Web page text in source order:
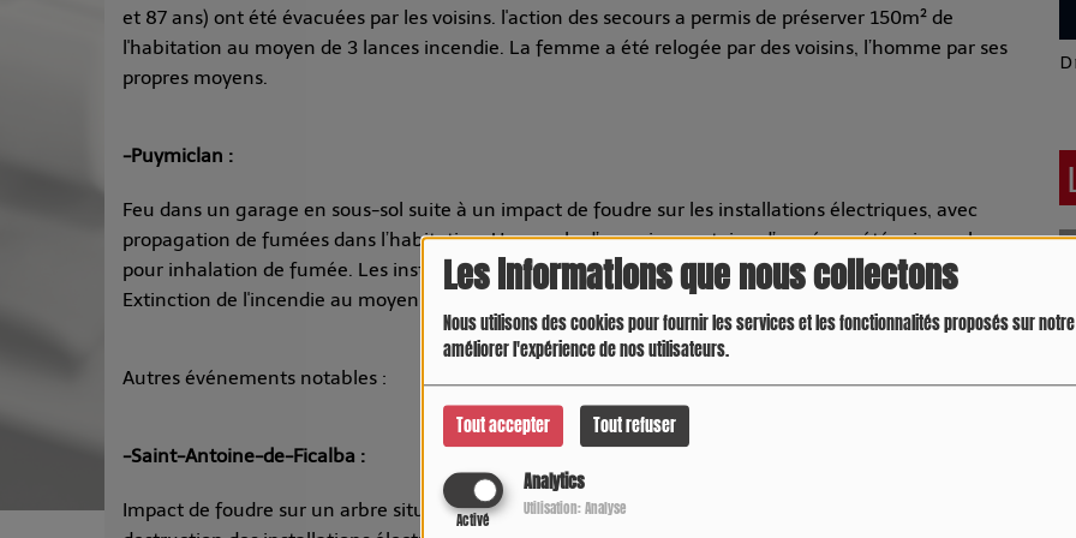
Les informations que nous collectons
Nous utilisons des cookies pour fournir les services et les fonctionnalités proposés sur
améliorer l'expérience de nos utilisateurs.
Tout accepter Tout refuser
Analytics
Activé
Utilisation: Analyse
et 87 ans) ont été évacuées par les voisins. l'action des secours a permis de préserver 150m² de
l'habitation au moyen de 3 lances incendie. La femme a été relogée par des voisins, l’homme par ses
propres moyens.
-Puymiclan :
Feu dans un garage en sous-sol suite à un impact de foudre sur les installations électriques, avec
propagation de fumées dans l’habitation. Un couple d’une cinquantaine d’années a été pris en charge
pour inhalation de fumée. Les installations électriques sont hors service ; relogement familial prévu.
Extinction de l'incendie au moyen d'une lance incendie.
Autres événements notables :
-Saint-Antoine-de-Ficalba :
Impact de foudre sur un arbre situé à proximité d'une habitation, causant des vitres brisées et la
Latino América